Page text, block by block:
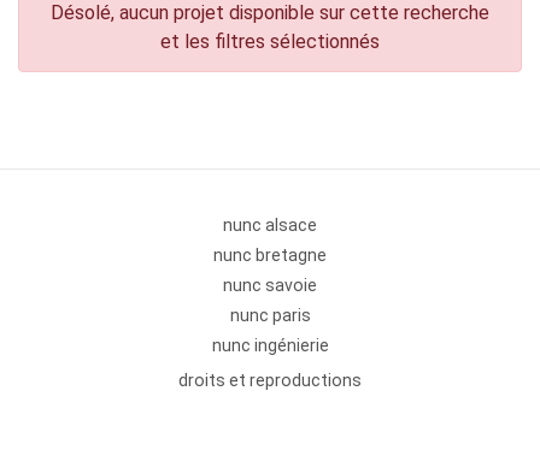
Désolé, aucun projet disponible sur cette recherche
et les filtres sélectionnés
nunc alsace
nunc bretagne
nunc savoie
nunc paris
nunc ingénierie
droits et reproductions